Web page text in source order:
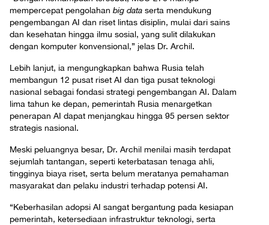
mempercepat pengolahan big data serta mendukung
pengembangan AI dan riset lintas disiplin, mulai dari sains
dan kesehatan hingga ilmu sosial, yang sulit dilakukan
dengan komputer konvensional,” jelas Dr. Archil.
Lebih lanjut, ia mengungkapkan bahwa Rusia telah
membangun 12 pusat riset AI dan tiga pusat teknologi
nasional sebagai fondasi strategi pengembangan AI. Dalam
lima tahun ke depan, pemerintah Rusia menargetkan
penerapan AI dapat menjangkau hingga 95 persen sektor
strategis nasional.
Meski peluangnya besar, Dr. Archil menilai masih terdapat
sejumlah tantangan, seperti keterbatasan tenaga ahli,
tingginya biaya riset, serta belum meratanya pemahaman
masyarakat dan pelaku industri terhadap potensi AI.
“Keberhasilan adopsi AI sangat bergantung pada kesiapan
pemerintah, ketersediaan infrastruktur teknologi, serta